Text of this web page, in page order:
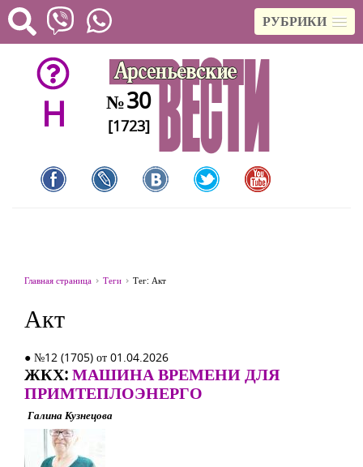
РУБРИКИ
H №30
[1723]
Главная страница Теги Тег: Акт
Акт
● №12 (1705) от 01.04.2026
ЖКХ:МАШИНА ВРЕМЕНИ ДЛЯ
ПРИМТЕПЛОЭНЕРГО
Галина Кузнецова